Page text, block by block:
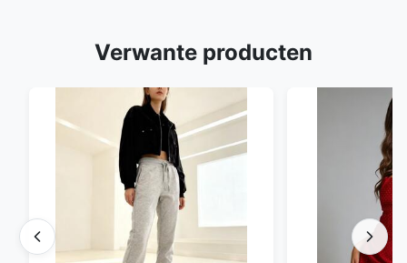
Verwante producten